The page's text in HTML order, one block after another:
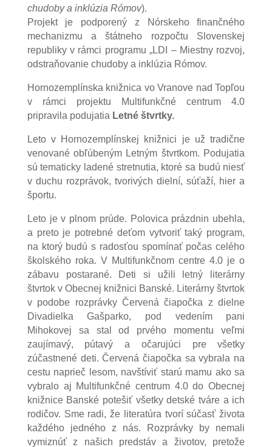
chudoby a inklúzia Rómov).
Projekt je podporený z Nórskeho finančného
mechanizmu a štátneho rozpočtu Slovenskej
republiky v rámci programu „LDI – Miestny rozvoj,
odstraňovanie chudoby a inklúzia Rómov.
Hornozemplínska knižnica vo Vranove nad Topľou
v rámci projektu Multifunkčné centrum 4.0
pripravila podujatia Letné štvrtky.
Leto v Hornozemplínskej knižnici je už tradične
venované obľúbeným Letným štvrtkom. Podujatia
sú tematicky ladené stretnutia, ktoré sa budú niesť
v duchu rozprávok, tvorivých dielní, súťaží, hier a
športu.
Leto je v plnom prúde. Polovica prázdnin ubehla,
a preto je potrebné deťom vytvoriť taký program,
na ktorý budú s radosťou spomínať počas celého
školského roka. V Multifunkčnom centre 4.0 je o
zábavu postarané. Deti si užili letný literárny
štvrtok v Obecnej knižnici Banské. Literárny štvrtok
v podobe rozprávky Červená čiapočka z dielne
Divadielka Gašparko, pod vedením pani
Mihokovej sa stal od prvého momentu veľmi
zaujímavý, pútavý a očarujúci pre všetky
zúčastnené deti. Červená čiapočka sa vybrala na
cestu naprieč lesom, navštíviť starú mamu ako sa
vybralo aj Multifunkčné centrum 4.0 do Obecnej
knižnice Banské potešiť všetky detské tváre a ich
rodičov. Sme radi, že literatúra tvorí súčasť života
každého jedného z nás. Rozprávky by nemali
vymiznúť z našich predstáv a životov, pretože